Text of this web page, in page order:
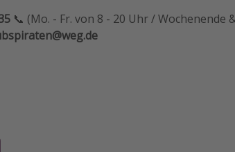
📞 (Mo. - Fr. von 8 - 20 Uhr / Wochenende